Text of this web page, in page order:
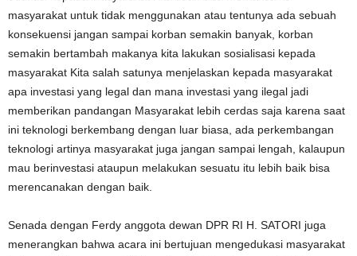
masyarakat untuk tidak menggunakan atau tentunya ada sebuah
konsekuensi jangan sampai korban semakin banyak, korban
semakin bertambah makanya kita lakukan sosialisasi kepada
masyarakat Kita salah satunya menjelaskan kepada masyarakat
apa investasi yang legal dan mana investasi yang ilegal jadi
memberikan pandangan Masyarakat lebih cerdas saja karena saat
ini teknologi berkembang dengan luar biasa, ada perkembangan
teknologi artinya masyarakat juga jangan sampai lengah, kalaupun
mau berinvestasi ataupun melakukan sesuatu itu lebih baik bisa
merencanakan dengan baik.
Senada dengan Ferdy anggota dewan DPR RI H. SATORI juga
menerangkan bahwa acara ini bertujuan mengedukasi masyarakat